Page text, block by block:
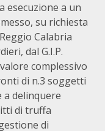
esecuzione a un
su richiesta
Calabria
dal G.I.P.
complessivo
di n.3 soggetti
a delinquere
di truffa
di